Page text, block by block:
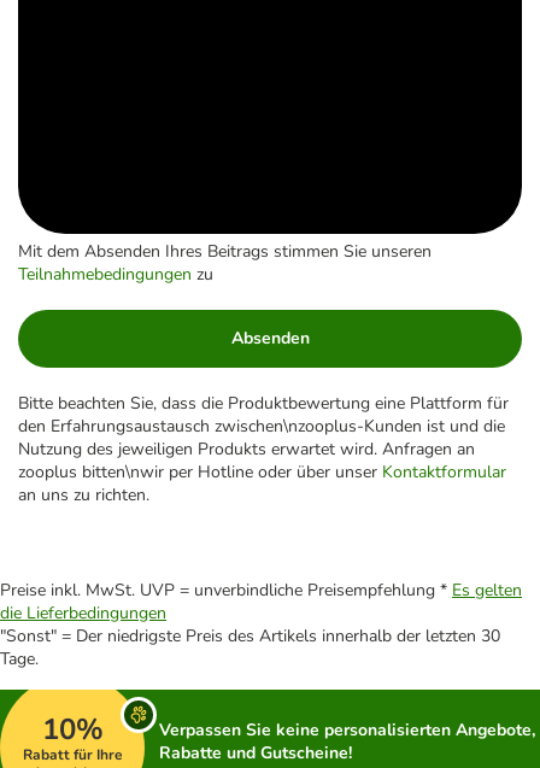
Mit dem Absenden Ihres Beitrags stimmen Sie unseren
Teilnahmebedingungen zu
Absenden
Bitte beachten Sie, dass die Produktbewertung eine Plattform für
den Erfahrungsaustausch zwischen\nzooplus-Kunden ist und die
Nutzung des jeweiligen Produkts erwartet wird. Anfragen an
zooplus bitten\nwir per Hotline oder über unser Kontaktformular
an uns zu richten.
Preise inkl. MwSt. UVP = unverbindliche Preisempfehlung * Es gelten
die Lieferbedingungen
"Sonst" = Der niedrigste Preis des Artikels innerhalb der letzten 30
Tage.
10%
Rabatt für Ihre
Verpassen Sie keine personalisierten Angebote,
Rabatte und Gutscheine!